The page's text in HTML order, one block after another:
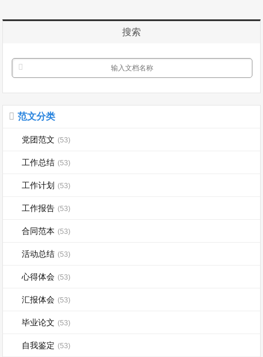
应该好好感谢感谢曾经支持与帮助过我们
孩子和我们...
搜索
范文分类
党团范文 (53)
工作总结 (53)
工作计划 (53)
工作报告 (53)
合同范本 (53)
活动总结 (53)
心得体会 (53)
汇报体会 (53)
毕业论文 (53)
自我鉴定 (53)